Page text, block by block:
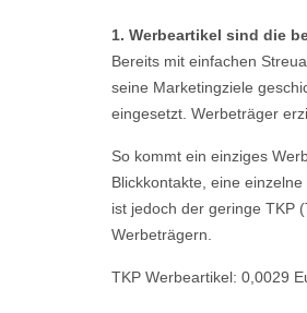
1. Werbeartikel sind die
Bereits mit einfachen
seine Marketingziele
eingesetzt. Werbeträger
So kommt ein einziges
Blickkontakte, eine
ist jedoch der geringe TKP
Werbeträgern.
TKP Werbeartikel: 0,0029